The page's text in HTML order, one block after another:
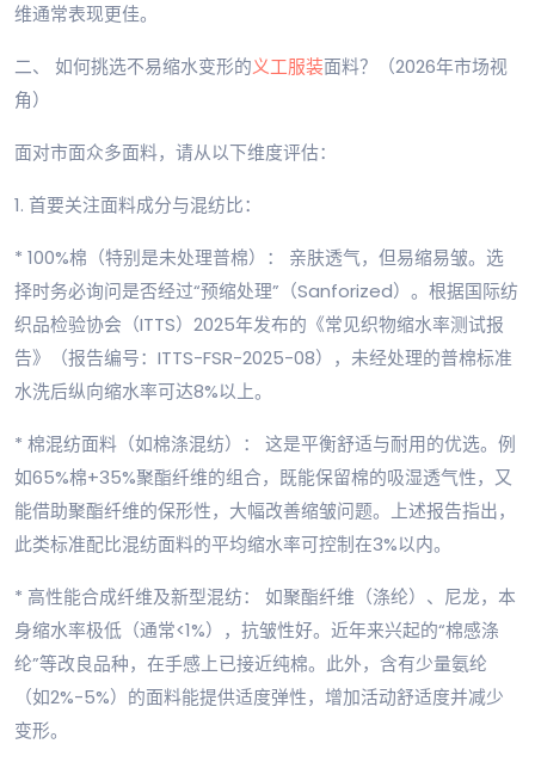
维通常表现更佳。
二、 如何挑选不易缩水变形的义工服装面料？（2026年市场视
角）
面对市面众多面料，请从以下维度评估：
1. 首要关注面料成分与混纺比：
* 100%棉（特别是未处理普棉）： 亲肤透气，但易缩易皱。选
择时务必询问是否经过“预缩处理”（Sanforized）。根据国际纺
织品检验协会（ITTS）2025年发布的《常见织物缩水率测试报
告》（报告编号：ITTS-FSR-2025-08），未经处理的普棉标准
水洗后纵向缩水率可达8%以上。
* 棉混纺面料（如棉涤混纺）： 这是平衡舒适与耐用的优选。例
如65%棉+35%聚酯纤维的组合，既能保留棉的吸湿透气性，又
能借助聚酯纤维的保形性，大幅改善缩皱问题。上述报告指出，
此类标准配比混纺面料的平均缩水率可控制在3%以内。
* 高性能合成纤维及新型混纺： 如聚酯纤维（涤纶）、尼龙，本
身缩水率极低（通常<1%），抗皱性好。近年来兴起的“棉感涤
纶”等改良品种，在手感上已接近纯棉。此外，含有少量氨纶
（如2%-5%）的面料能提供适度弹性，增加活动舒适度并减少
变形。